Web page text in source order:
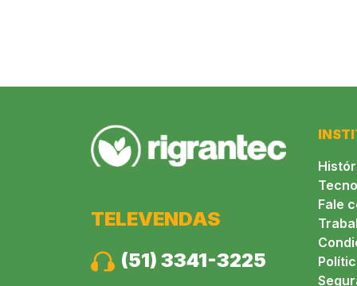
TELEVENDAS
(51) 3341-3225
Fale